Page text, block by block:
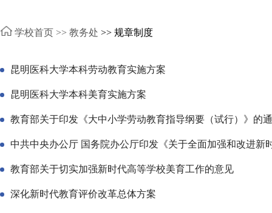
学校首页 >> 教务处 >> 规章制度
昆明医科大学本科劳动教育实施方案
昆明医科大学本科美育实施方案
教育部关于印发《大中小学劳动教育指导纲要（试行）》的
中共中央办公厅 国务院办公厅印发《关于全面加强和改进
教育部关于切实加强新时代高等学校美育工作的意见
深化新时代教育评价改革总体方案